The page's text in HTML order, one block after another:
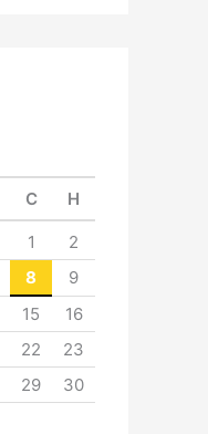
С Н
1
2
8
9
15
16
22
23
29
30